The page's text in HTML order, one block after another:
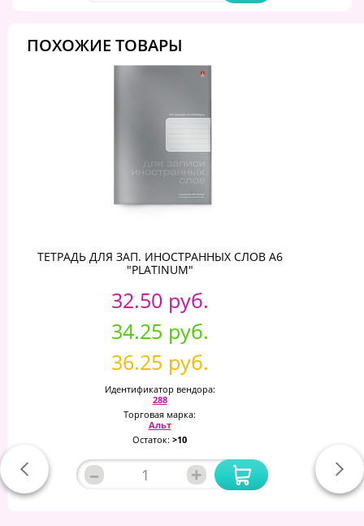
ПОХОЖИЕ ТОВАРЫ
ТЕТРАДЬ ДЛЯ ЗАП. ИНОСТРАННЫХ СЛОВ А6
"PLATINUM"
32.50 руб.
34.25 руб.
36.25 руб.
Идентификатор вендора:
288
Торговая марка:
Альт
Остаток: >10
– +